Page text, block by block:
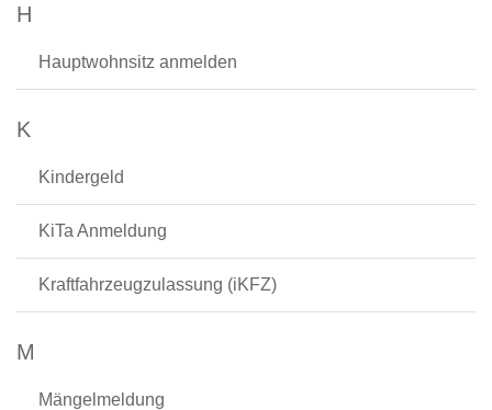
H
Hauptwohnsitz anmelden
K
Kindergeld
KiTa Anmeldung
Kraftfahrzeugzulassung (iKFZ)
M
Mängelmeldung